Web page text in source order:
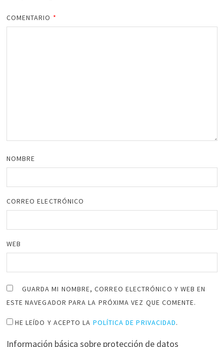
COMENTARIO *
NOMBRE
CORREO ELECTRÓNICO
WEB
GUARDA MI NOMBRE, CORREO ELECTRÓNICO Y WEB EN
ESTE NAVEGADOR PARA LA PRÓXIMA VEZ QUE COMENTE.
HE LEÍDO Y ACEPTO LA POLÍTICA DE PRIVACIDAD.
Información básica sobre protección de datos